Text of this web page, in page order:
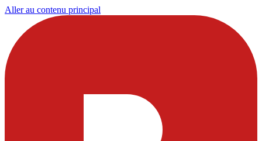
Aller au contenu principal